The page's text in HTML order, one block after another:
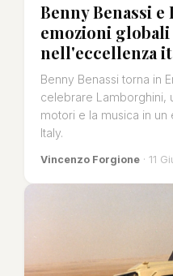
Benny Benassi
emozioni
nell'eccellenza
Benny Benassi torna in
celebrare Lamborghini,
motori e la musica in
Italy.
Vincenzo Forgione · 11